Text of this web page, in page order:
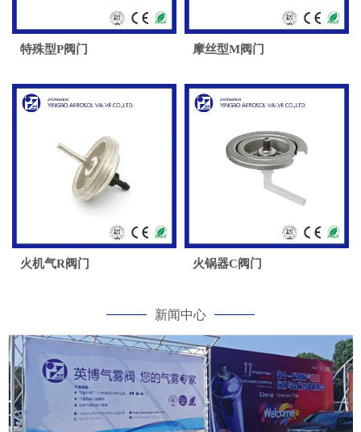
特殊型P阀门 摩丝型M阀门
火机气R阀门 火锅器C阀门
新闻中心